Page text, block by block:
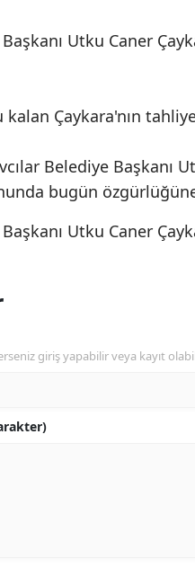
Utku Caner
kalan Çaykara'nın
Belediye Başkanı
bugün
Utku Caner
giriş yapabilir veya kayıt